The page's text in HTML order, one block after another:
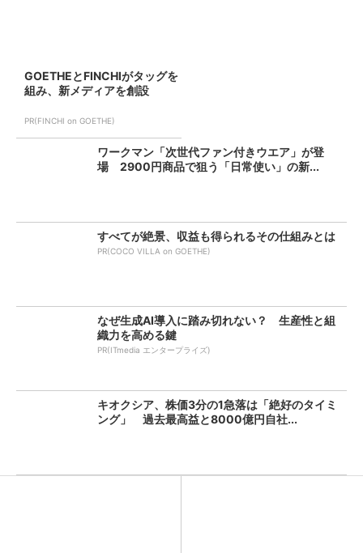
GOETHEとFINCHIがタッグを
組み、新メディアを創設
PR(FINCHI on GOETHE)
ワークマン「次世代ファン付きウエア」が登
場 2900円商品で狙う「日常使い」の新...
すべてが絶景、収益も得られるその仕組みとは
PR(COCO VILLA on GOETHE)
なぜ生成AI導入に踏み切れない？ 生産性と組
織力を高める鍵
PR(ITmedia エンタープライズ)
キオクシア、株価3分の1急落は「絶好のタイミ
ング」 過去最高益と8000億円自社...